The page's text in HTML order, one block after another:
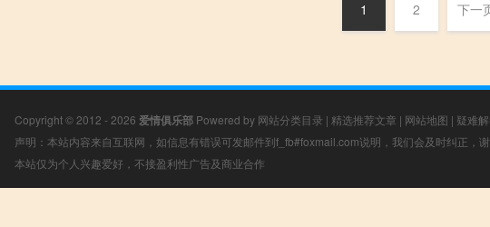
1 2 下一
Copyright © 2012 - 2026 爱情俱乐部 Powered by 网站分类目录 | 精选推荐文章 | 网站地图 | 疑难
声明：本站内容来自互联网，如信息有错误可发邮件到f_fb#foxmail.com说明，我们会及时纠正，
本站仅为个人兴趣爱好，不接盈利性广告及商业合作